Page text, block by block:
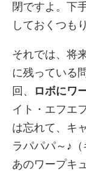
閉ですよ。下
しておくつも
それでは、将
に残っている
回、
ロボにワ
イト・エフエ
は忘れて、キ
ラパパパ～♪
あのワープキ